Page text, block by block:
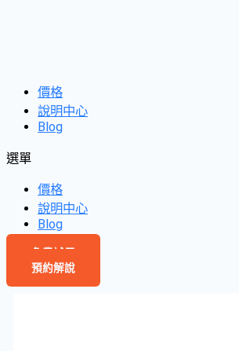
價格
說明中心
Blog
選單
價格
說明中心
Blog
免費試用
預約解說